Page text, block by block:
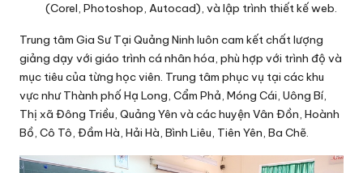
(Corel, Photoshop, Autocad), và lập trình thiết kế web.
Trung tâm Gia Sư Tại Quảng Ninh luôn cam kết chất lượng
giảng dạy với giáo trình cá nhân hóa, phù hợp với trình độ và
mục tiêu của từng học viên. Trung tâm phục vụ tại các khu
vực như Thành phố Hạ Long, Cẩm Phả, Móng Cái, Uông Bí,
Thị xã Đông Triều, Quảng Yên và các huyện Vân Đồn, Hoành
Bồ, Cô Tô, Đầm Hà, Hải Hà, Bình Liêu, Tiên Yên, Ba Chẽ.